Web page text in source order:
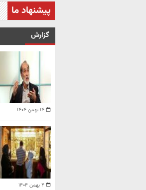
پیشنهاد ما
گزارش
۱۴ بهمن ۱۴۰۴
۴ بهمن ۱۴۰۴